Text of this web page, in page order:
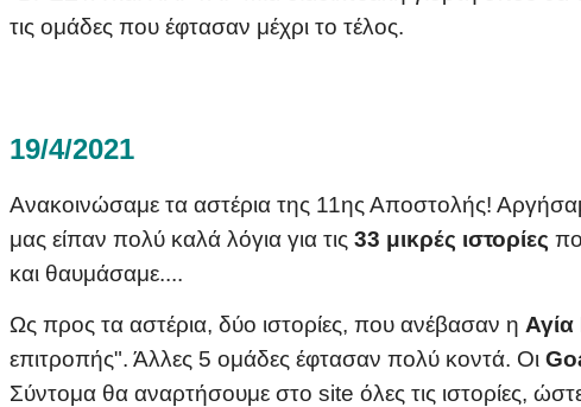
τις ομάδες που έφτασαν μέχρι το τέλος.
19/4/2021
Ανακοινώσαμε τα αστέρια της 11ης Αποστολής!
μας είπαν πολύ καλά λόγια για τις 33 μικρές ιστορίες
και θαυμάσαμε....
Ως προς τα αστέρια, δύο ιστορίες, που ανέβασαν η
επιτροπής". Άλλες 5 ομάδες έφτασαν πολύ κοντά. Οι
Σύντομα θα αναρτήσουμε στο site όλες τις ιστορίες,